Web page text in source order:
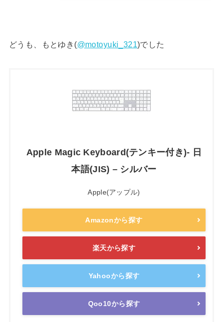
どうも、もとゆき(@motoyuki_321)でした
Apple Magic Keyboard(テンキー付き)- 日
本語(JIS) – シルバー
Apple(アップル)
Amazonから探す
楽天から探す
Yahooから探す
Qoo10から探す